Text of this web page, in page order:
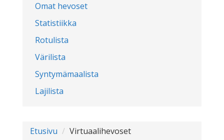
Omat hevoset
Statistiikka
Rotulista
Värilista
Syntymämaalista
Lajilista
Etusivu Virtuaalihevoset